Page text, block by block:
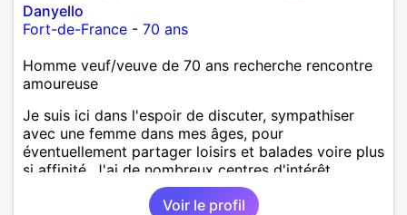
Danyello
Fort-de-France - 70 ans
Homme veuf/veuve de 70 ans recherche rencontre
amoureuse
Je suis ici dans l'espoir de discuter, sympathiser
avec une femme dans mes âges, pour
éventuellement partager loisirs et balades voire plus
si affinité. J'ai de nombreux centres d'intérêt
comme la musique, balades, pêche, gastronomie,...
Voir le profil